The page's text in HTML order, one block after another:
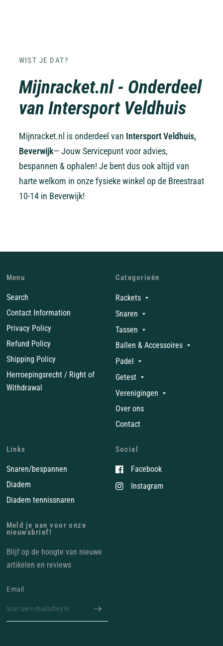
WIST JE DAT?
Mijnracket.nl - Onderdeel
van Intersport Veldhuis
Mijnracket.nl is onderdeel van Intersport Veldhuis,
Beverwijk— Jouw Servicepunt voor advies,
bespannen & ophalen! Je bent dus ook altijd van
harte welkom in onze fysieke winkel op de Breestraat
10-14 in Beverwijk!
Menu
Search
Contact Information
Privacy Policy
Refund Policy
Shipping Policy
Herroepingsrecht / Right of
Withdrawal
Categorieën
Rackets
Snaren
Tassen
Ballen & Accessoires
Padel
Getest
Verenigingen
Over ons
Contact
Links
Snaren/bespannen
Diadem
Diadem tennissnaren
Social
Facebook
Instagram
Meld je aan voor onze
nieuwsbrief!
Blijf op de hoogte van nieuwe
artikelen en reviews
E‑mail